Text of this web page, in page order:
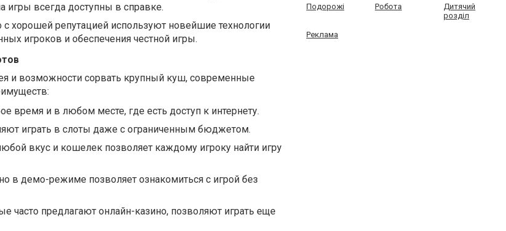
игры всегда доступны в справке.
с хорошей репутацией используют новейшие технологии
игроков и обеспечения честной игры.
и возможности сорвать крупный куш, современные
время и в любом месте, где есть доступ к интернету.
играть в слоты даже с ограниченным бюджетом.
вкус и кошелек позволяет каждому игроку найти игру
в демо-режиме позволяет ознакомиться с игрой без
часто предлагают онлайн-казино, позволяют играть еще
Подорожі Робота
Дитячий
розділ
Реклама